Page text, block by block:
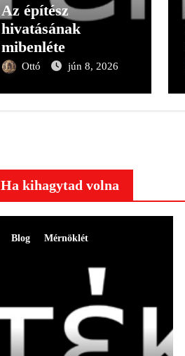
Az építész
hivatásának
mibenléte
Ottó jún 8, 2026
Ha kihagytad volna
Blog Mérnöklét